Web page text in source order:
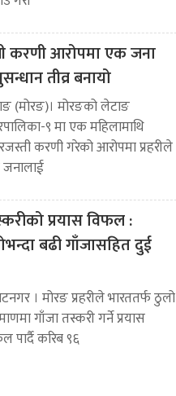
करणी आरोपमा एक जना
तीव्र बनायो
(मोरङ)। मोरङको लेटाङ
९ मा एक महिलामाथि
करणी गरेको आरोपमा प्रहरीले
प्रयास विफल :
बढी गाँजासहित दुई
। मोरङ प्रहरीले भारततर्फ ठुलो
गाँजा तस्करी गर्ने प्रयास
पार्दै करिब ९६